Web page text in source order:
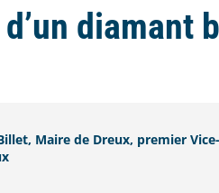
diamant
Maire de Dreux, premier